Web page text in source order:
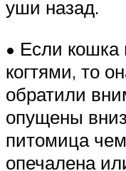
уши назад.
• Если кошка
когтями, то
обратили
опущены
питомица
опечалена